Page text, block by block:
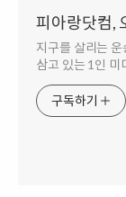
피아랑닷컴,
지구를 살리는
삼고 있는 1인
구독하기